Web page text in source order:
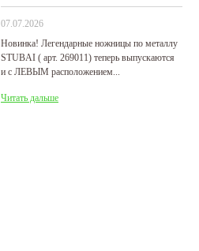
07.07.2026
Новинка! Легендарные ножницы по металлу
STUBAI ( арт. 269011) теперь выпускаются
и с ЛЕВЫМ расположением...
Читать дальше